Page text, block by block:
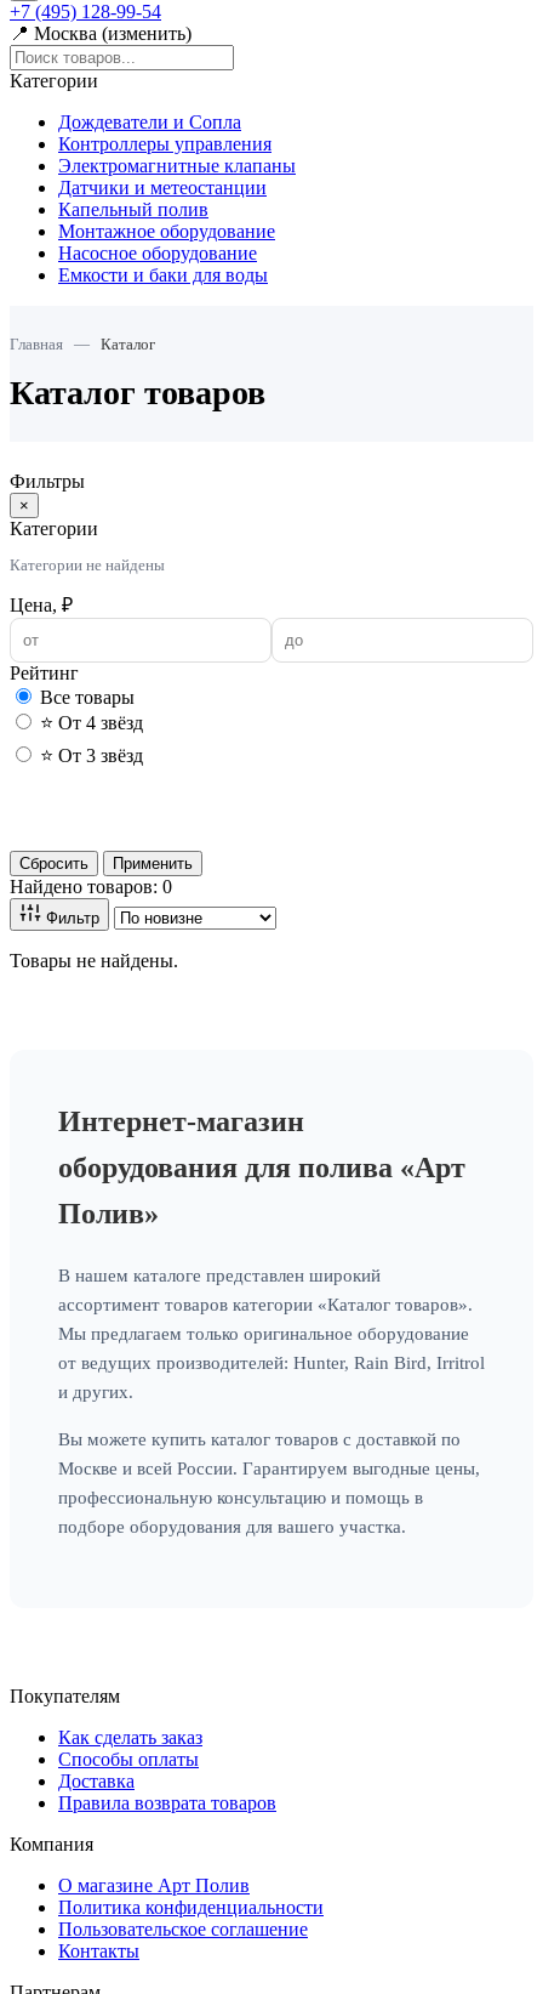
+7 (495) 128-99-54
📍 Москва (изменить)
Категории
Дождеватели и Сопла
Контроллеры управления
Электромагнитные клапаны
Датчики и метеостанции
Капельный полив
Монтажное оборудование
Насосное оборудование
Емкости и баки для воды
Главная — Каталог
Каталог товаров
Фильтры
×
Категории
Категории не найдены
Цена, ₽
Рейтинг
Все товары
⭐ От 4 звёзд
⭐ От 3 звёзд
Сбросить
Применить
Найдено товаров: 0
Фильтр
Товары не найдены.
Интернет-магазин
оборудования для полива «Арт
Полив»
В нашем каталоге представлен широкий
ассортимент товаров категории «Каталог товаров».
Мы предлагаем только оригинальное оборудование
от ведущих производителей: Hunter, Rain Bird, Irritrol
и других.
Вы можете купить каталог товаров с доставкой по
Москве и всей России. Гарантируем выгодные цены,
профессиональную консультацию и помощь в
подборе оборудования для вашего участка.
Покупателям
Как сделать заказ
Способы оплаты
Доставка
Правила возврата товаров
Компания
О магазине Арт Полив
Политика конфиденциальности
Пользовательское соглашение
Контакты